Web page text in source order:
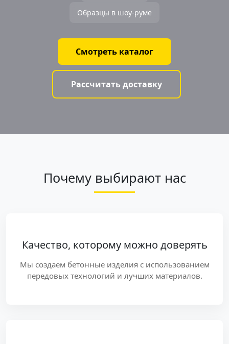
Образцы в шоу-руме
Смотреть каталог
Рассчитать доставку
Почему выбирают нас
Качество, которому можно доверять
Мы создаем бетонные изделия с использованием
передовых технологий и лучших материалов.